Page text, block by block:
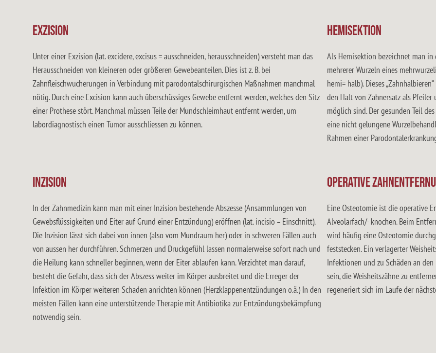
Exzision
Unter einer Exzision (lat. excidere, excisus = ausschneiden, herausschneiden) versteht man das
Herausschneiden von kleineren oder größeren Gewebeanteilen. Dies ist z. B. bei
Zahnfleischwucherungen in Verbindung mit parodontalschirurgischen Maßnahmen manchmal
nötig. Durch eine Excision kann auch überschüssiges Gewebe entfernt werden, welches den Sitz
einer Prothese stört. Manchmal müssen Teile der Mundschleimhaut entfernt werden, um
labordiagnostisch einen Tumor ausschliessen zu können.
Hemisektion
Als Hemisektion bezeichnet man
mehrerer Wurzeln eines
hemi= halb). Dieses
den Halt von Zahnersatz als
möglich sind. Der gesunden Teil
eine nicht gelungene
Rahmen einer
Inzision
In der Zahnmedizin kann man mit einer Inzision bestehende Abszesse (Ansammlungen von
Gewebsflüssigkeiten und Eiter auf Grund einer Entzündung) eröffnen (lat. incisio = Einschnitt).
Die Inzision lässt sich dabei von innen (also vom Mundraum her) oder in schweren Fällen auch
von aussen her durchführen. Schmerzen und Druckgefühl lassen normalerweise sofort nach und
die Heilung kann schneller beginnen, wenn der Eiter ablaufen kann. Verzichtet man darauf,
besteht die Gefahr, dass sich der Abszess weiter im Körper ausbreitet und die Erreger der
Infektion im Körper weiteren Schaden anrichten können (Herzklappenentzündungen o.ä.) In den
meisten Fällen kann eine unterstützende Therapie mit Antibiotika zur Entzündungsbekämpfung
notwendig sein.
Operative
Eine Osteotomie ist die operative
Alveolarfach/- knochen. Beim
wird häufig eine Osteotomie
feststecken. Ein verlagerter
Infektionen und zu Schäden an
sein, die Weisheitszähne zu
regeneriert sich im Laufe der